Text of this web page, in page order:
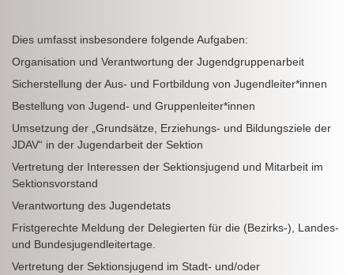
Dies umfasst insbesondere folgende Aufgaben:
Organisation und Verantwortung der Jugendgruppenarbeit
Sicherstellung der Aus- und Fortbildung von Jugendleiter*innen
Bestellung von Jugend- und Gruppenleiter*innen
Umsetzung der „Grundsätze, Erziehungs- und Bildungsziele der
JDAV“ in der Jugendarbeit der Sektion
Vertretung der Interessen der Sektionsjugend und Mitarbeit im
Sektionsvorstand
Verantwortung des Jugendetats
Fristgerechte Meldung der Delegierten für die (Bezirks-), Landes-
und Bundesjugendleitertage.
Vertretung der Sektionsjugend im Stadt- und/oder